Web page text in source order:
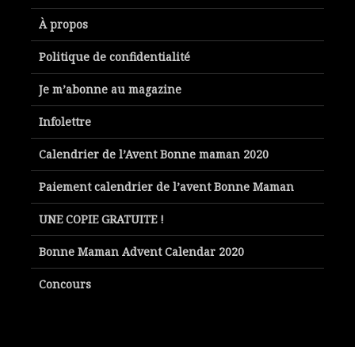
À propos
Politique de confidentialité
Je m’abonne au magazine
Infolettre
Calendrier de l’Avent Bonne maman 2020
Paiement calendrier de l’avent Bonne Maman
UNE COPIE GRATUITE !
Bonne Maman Advent Calendar 2020
Concours